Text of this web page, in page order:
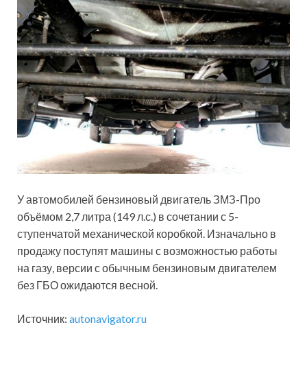
У автомобилей бензиновый двигатель ЗМЗ-Про
объёмом 2,7 литра (149 л.с.) в сочетании с 5-
ступенчатой механической коробкой. Изначально в
продажу поступят машины с возможностью работы
на газу, версии с обычным бензиновым двигателем
без ГБО ожидаются весной.
Источник: autonavigator.ru